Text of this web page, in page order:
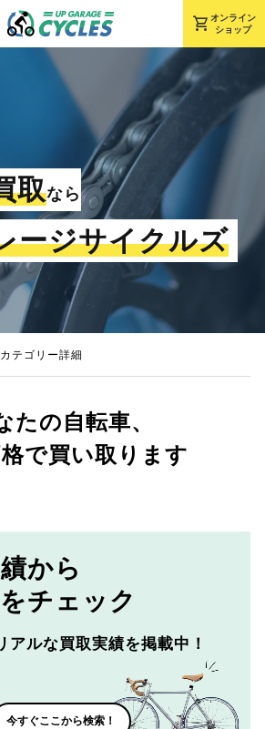
shopping_cart オンライン
ショップ
取なら
ージサイクルズ
テゴリー詳細
たの自転車、
で買い取ります
から
チェック
アルな買取実績を掲載中！
今すぐここから検索！